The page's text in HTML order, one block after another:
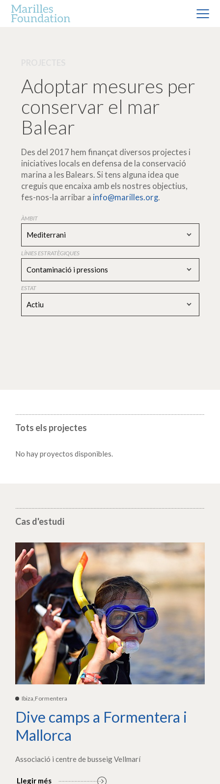
Adoptar mesures per
conservar el mar
Balear
Des del 2017 hem finançat diversos projectes i
iniciatives locals en defensa de la conservació
marina a les Balears. Si tens alguna idea que
creguis que encaixa amb els nostres objectius,
fes-nos-la arribar a info@marilles.org.
ÀMBIT
Mediterrani
LÍNIES ESTRATÈGIQUES
Contaminació i pressions
ESTAT
Actiu
Tots els projectes
No hay proyectos disponibles.
Cas d'estudi
Ibiza,Formentera
Dive camps a Formentera i
Mallorca
Associació i centre de busseig Vellmarí
Llegir més